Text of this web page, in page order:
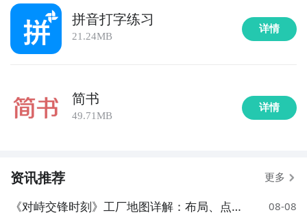
拼音打字练习
21.24MB
详情
简书
49.71MB
详情
资讯推荐 更多
《对峙交锋时刻》工厂地图详解：布局、点位
08-08